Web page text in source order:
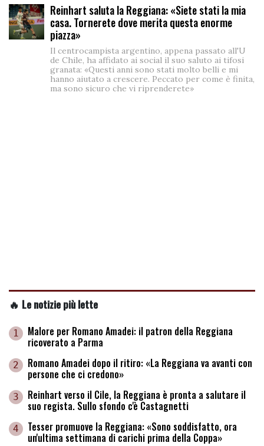
Reinhart saluta la Reggiana: «Siete stati la mia
casa. Tornerete dove merita questa enorme
piazza»
Il centrocampista argentino, appena passato all'U
de Chile, ha affidato ai social il suo saluto ai tifosi
granata: «Questi anni sono stati molto belli e mi
hanno aiutato a crescere. Peccato per come è finita,
ma sono sicuro che vi riprenderete»
🔥 Le notizie più lette
1 Malore per Romano Amadei: il patron della Reggiana
ricoverato a Parma
2 Romano Amadei dopo il ritiro: «La Reggiana va avanti con
persone che ci credono»
3 Reinhart verso il Cile, la Reggiana è pronta a salutare il
suo regista. Sullo sfondo c'è Castagnetti
4 Tesser promuove la Reggiana: «Sono soddisfatto, ora
un'ultima settimana di carichi prima della Coppa»